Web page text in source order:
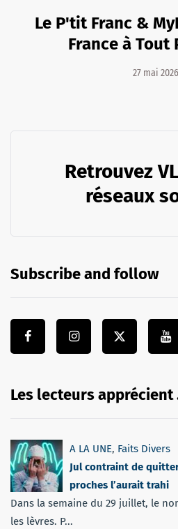
Le P'tit Franc &
France à Tout
27 mai 2026
Retrouvez
réseaux
Subscribe and follow
Les lecteurs apprécient
A LA UNE, Faits Divers
Jul contraint de
proches l’aurait trahi
Dans la semaine du 29 juillet, le
les lèvres. P...